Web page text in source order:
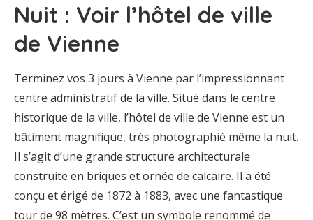
Nuit : Voir l’hôtel de ville
de Vienne
Terminez vos 3 jours à Vienne par l’impressionnant
centre administratif de la ville. Situé dans le centre
historique de la ville, l’hôtel de ville de Vienne est un
bâtiment magnifique, très photographié même la nuit.
Il s’agit d’une grande structure architecturale
construite en briques et ornée de calcaire. Il a été
conçu et érigé de 1872 à 1883, avec une fantastique
tour de 98 mètres. C’est un symbole renommé de